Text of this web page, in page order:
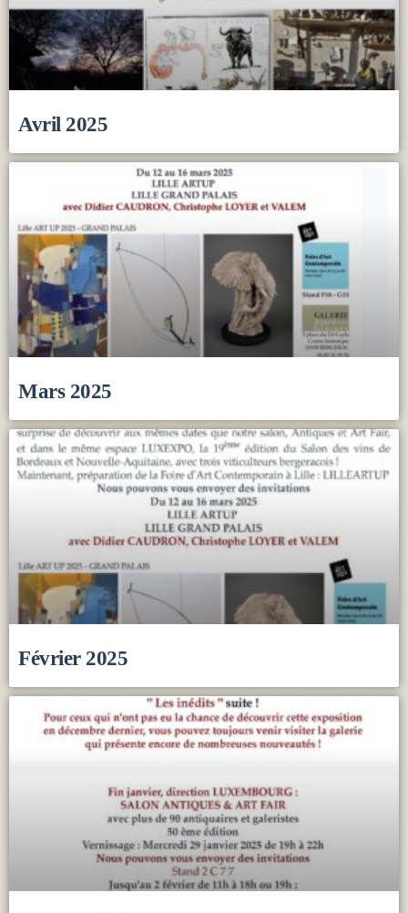
Avril 2025
Mars 2025
Février 2025